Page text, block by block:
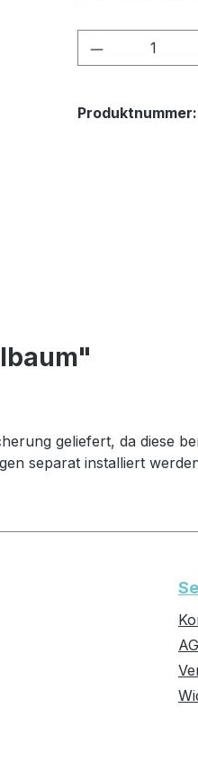
Produkt
Produktnummer:
geliefert, da diese
separat installiert